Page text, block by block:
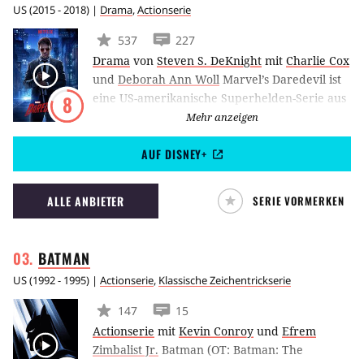
US(2015 - 2018) | Drama,Actionserie
8
537
227
Drama von Steven S. DeKnight mit Charlie Cox
und Deborah Ann Woll Marvel’s Daredevil ist
eine US-amerikanische Superhelden-Serie aus
dem Hause Netflix. Charlie Cox schlüpft in die
Rolle des Anwaltes Matt Murdock, der sich im
Verlauf der Handlung in den titelgebenden
Superhelden verwandelt. Später tauchen
legendäre Comic-Figuren wie Wilson Fisk,
Elektra und der Punisher auf.
Mehr anzeigen
AUF DISNEY+
ALLE ANBIETER SERIE VORMERKEN
BATMAN
US(1992 - 1995) | Actionserie, Klassische Zeichentrickserie
147
15
Actionserie mit Kevin Conroy und Efrem
Zimbalist Jr. Batman (OT: Batman: The